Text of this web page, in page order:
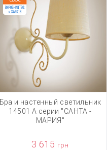
Бра и настенный светильник
14501 А серии "САНТА -
МАРИЯ"
3 615 грн